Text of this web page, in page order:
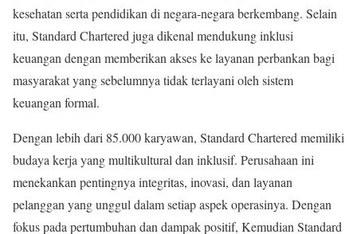
kesehatan serta pendidikan di negara-negara berkembang. Selain
itu, Standard Chartered juga dikenal mendukung inklusi
keuangan dengan memberikan akses ke layanan perbankan bagi
masyarakat yang sebelumnya tidak terlayani oleh sistem
keuangan formal.
Dengan lebih dari 85.000 karyawan, Standard Chartered memiliki
budaya kerja yang multikultural dan inklusif. Perusahaan ini
menekankan pentingnya integritas, inovasi, dan layanan
pelanggan yang unggul dalam setiap aspek operasinya. Dengan
fokus pada pertumbuhan dan dampak positif, Kemudian Standard